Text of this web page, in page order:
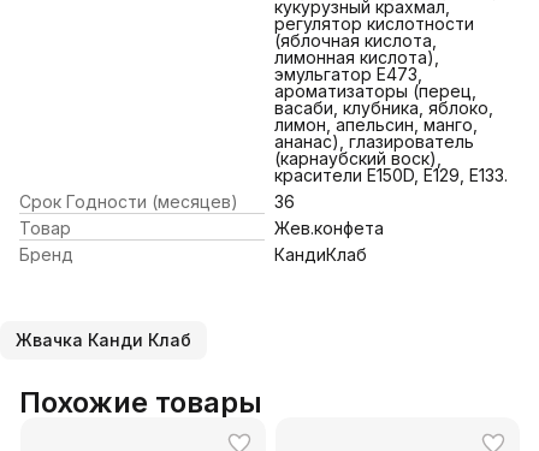
кукурузный крахмал,
регулятор кислотности
(яблочная кислота,
лимонная кислота),
эмульгатор Е473,
ароматизаторы (перец,
васаби, клубника, яблоко,
лимон, апельсин, манго,
ананас), глазирователь
(карнаубский воск),
красители Е150D, Е129, Е133.
Срок Годности (месяцев)
36
Товар
Жев.конфета
Бренд
КандиКлаб
Жвачка Канди Клаб
Похожие товары